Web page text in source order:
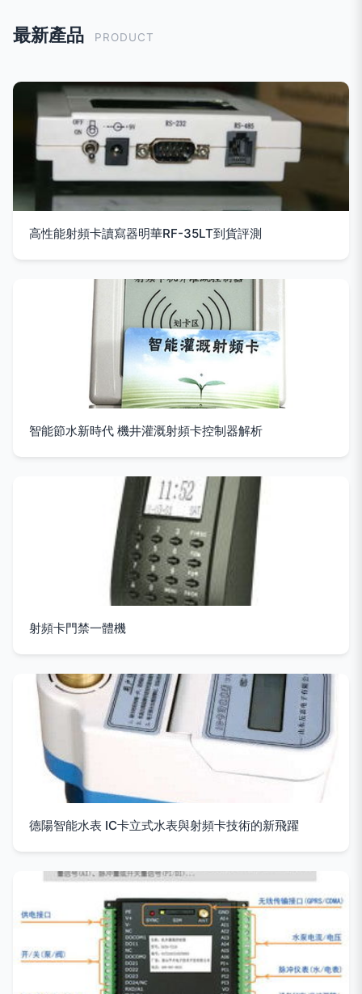
最新產品 PRODUCT
高性能射頻卡讀寫器明華RF-35LT到貨評測
智能節水新時代 機井灌溉射頻卡控制器解析
射頻卡門禁一體機
德陽智能水表 IC卡立式水表與射頻卡技術的新飛躍